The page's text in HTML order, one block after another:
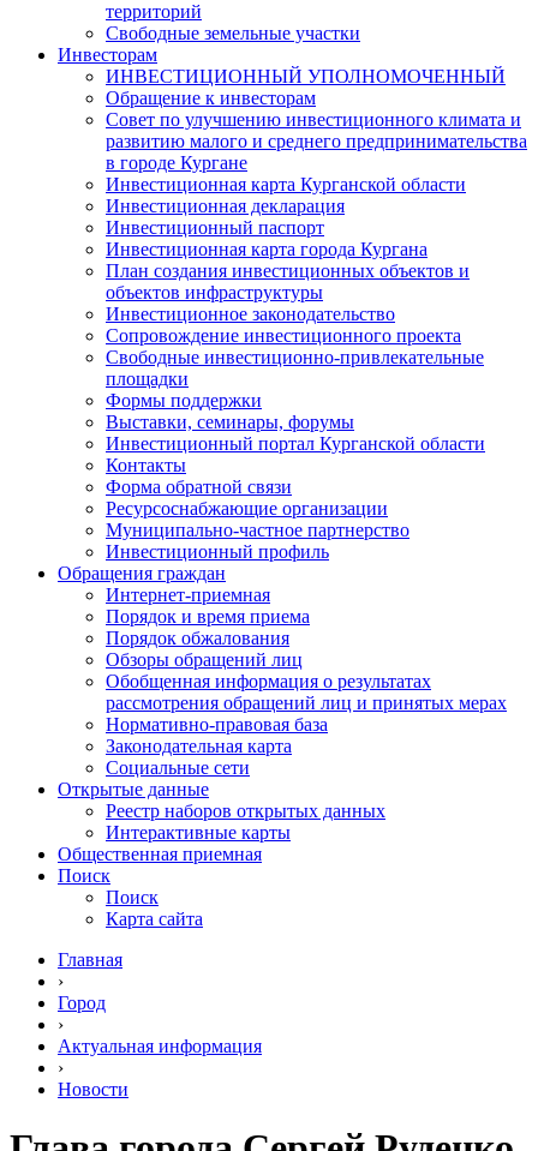
территорий
Свободные земельные участки
Инвесторам
ИНВЕСТИЦИОННЫЙ УПОЛНОМОЧЕННЫЙ
Обращение к инвесторам
Совет по улучшению инвестиционного климата и
развитию малого и среднего предпринимательства
в городе Кургане
Инвестиционная карта Курганской области
Инвестиционная декларация
Инвестиционный паспорт
Инвестиционная карта города Кургана
План создания инвестиционных объектов и
объектов инфраструктуры
Инвестиционное законодательство
Сопровождение инвестиционного проекта
Свободные инвестиционно-привлекательные
площадки
Формы поддержки
Выставки, семинары, форумы
Инвестиционный портал Курганской области
Контакты
Форма обратной связи
Ресурсоснабжающие организации
Муниципально-частное партнерство
Инвестиционный профиль
Обращения граждан
Интернет-приемная
Порядок и время приема
Порядок обжалования
Обзоры обращений лиц
Обобщенная информация о результатах
рассмотрения обращений лиц и принятых мерах
Нормативно-правовая база
Законодательная карта
Социальные сети
Открытые данные
Реестр наборов открытых данных
Интерактивные карты
Общественная приемная
Поиск
Поиск
Карта сайта
Главная
›
Город
›
Актуальная информация
›
Новости